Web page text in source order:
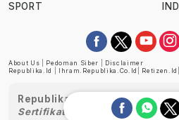
SPORT
About Us Pedoman Siber
Disclaimer
Republika.id
Ihram.republika.co.id Retizen.id
Republika telah diverifikasi
Sertifikat Nomor 1058/DP-